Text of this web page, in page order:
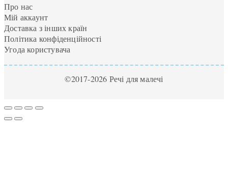
Про нас
Мій аккаунт
Доставка з інших країн
Політика конфіденційності
Угода користувача
©2017-2026 Речі для малечі